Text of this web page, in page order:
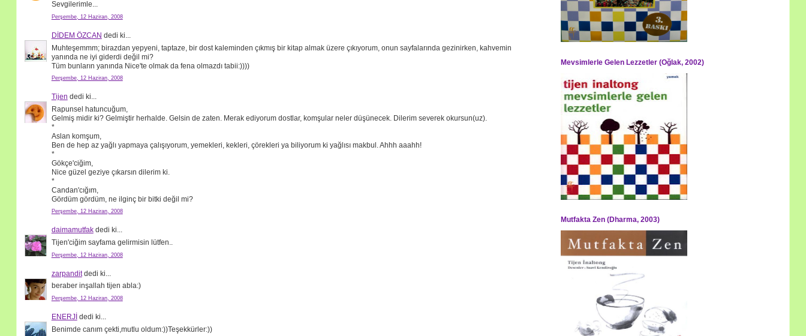
Sevgilerimle...
Perşembe, 12 Haziran, 2008
DİDEM ÖZCAN dedi ki...
Muhteşemmm; birazdan yepyeni, taptaze, bir dost kaleminden çıkmış bir kitap almak üzere çıkıyorum, onun sayfalarında gezinirken, kahvemin
yanında ne iyi giderdi değil mi?
Tüm bunların yanında Nice'te olmak da fena olmazdı tabii:))))
Perşembe, 12 Haziran, 2008
Tijen dedi ki...
Rapunsel hatuncuğum,
Gelmiş midir ki? Gelmiştir herhalde. Gelsin de zaten. Merak ediyorum dostlar, komşular neler düşünecek. Dilerim severek okursun(uz).
*
Aslan komşum,
Ben de hep az yağlı yapmaya çalışıyorum, yemekleri, kekleri, çörekleri ya biliyorum ki yağlısı makbul. Ahhh aaahh!
*
Gökçe'ciğim,
Nice güzel geziye çıkarsın dilerim ki.
*
Candan'cığım,
Gördüm gördüm, ne ilginç bir bitki değil mi?
Perşembe, 12 Haziran, 2008
daimamutfakdedi ki...
Tijen'ciğim sayfama gelirmisin lütfen..
Perşembe, 12 Haziran, 2008
zarpanditdedi ki...
beraber inşallah tijen abla:)
Perşembe, 12 Haziran, 2008
ENERJİ dedi ki...
Benimde canım çekti,mutlu oldum:))Teşekkürler:))
Mevsimlerle Gelen Lezzetler (Oğlak, 2002)
Mutfakta Zen (Dharma, 2003)